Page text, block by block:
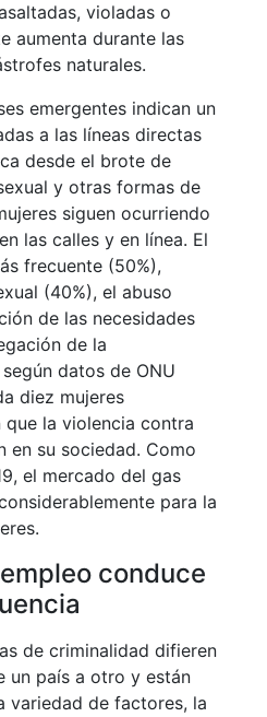
violadas o
aumenta durante las
naturales.
emergentes indican un
a las líneas directas
desde el brote de
y otras formas de
siguen ocurriendo
las calles y en línea. El
frecuente (50%),
(40%), el abuso
de las necesidades
de la
datos de ONU
diez mujeres
que la violencia contra
en su sociedad. Como
el mercado del gas
para la
conduce
de criminalidad difieren
un país a otro y están
variedad de factores, la